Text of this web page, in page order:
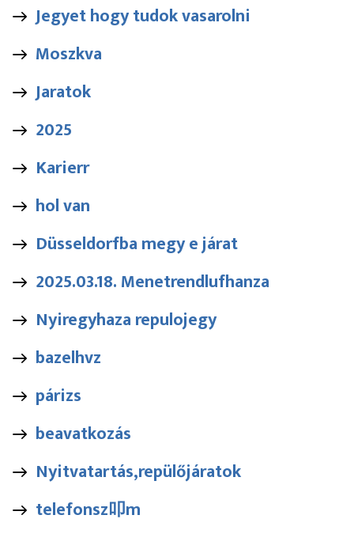
Jegyet hogy tudok vasarolni
Moszkva
Jaratok
2025
Karierr
hol van
Düsseldorfba megy e járat
2025.03.18. Menetrendlufhanza
Nyiregyhaza repulojegy
bazelhvz
párizs
beavatkozás
Nyitvatartás,repülőjáratok
telefonsz叩m